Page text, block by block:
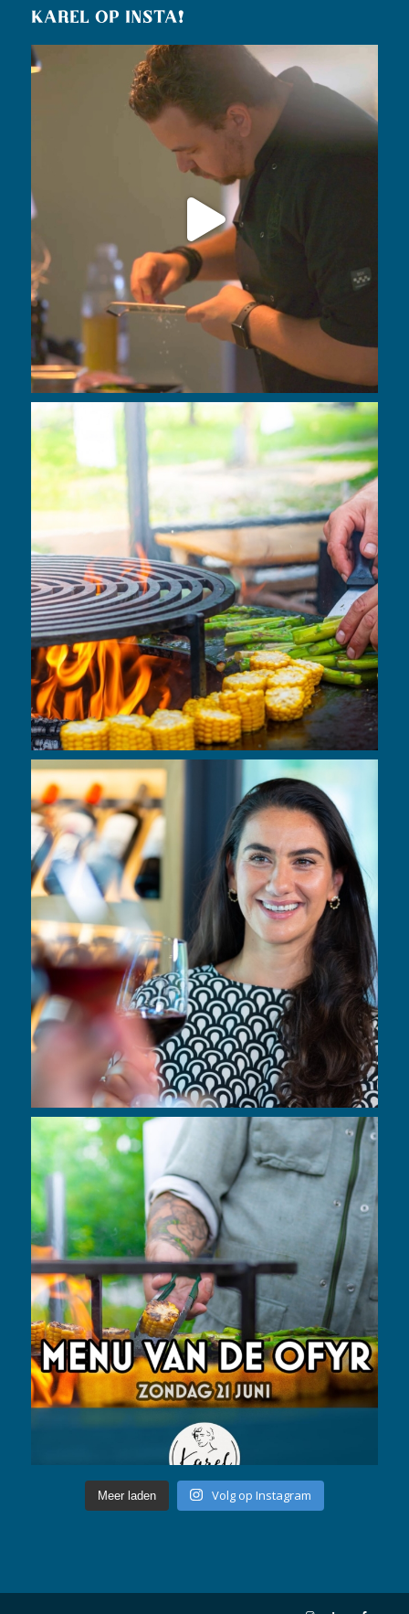
KAREL OP INSTA!
Meer laden Volg op Instagram